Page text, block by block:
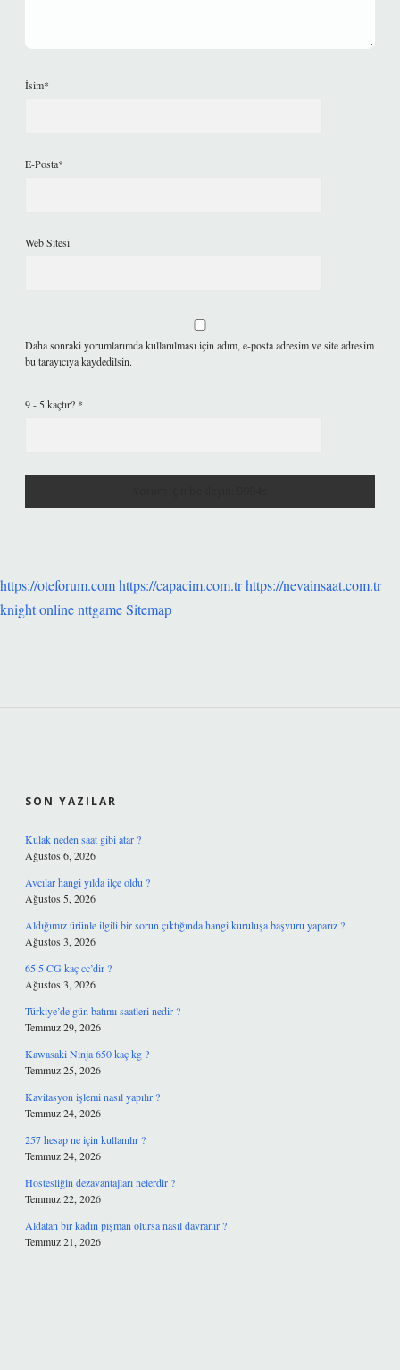
İsim*
E-Posta*
Web Sitesi
Daha sonraki yorumlarımda kullanılması için adım, e-posta adresim ve site adresim
bu tarayıcıya kaydedilsin.
9 - 5 kaçtır? *
https://oteforum.comhttps://capacim.com.trhttps://nevainsaat.com.tr
knight onlinenttgameSitemap
SON YAZILAR
Kulak neden saat gibi atar ?
Ağustos 6, 2026
Avcılar hangi yılda ilçe oldu ?
Ağustos 5, 2026
Aldığımız ürünle ilgili bir sorun çıktığında hangi kuruluşa başvuru yaparız ?
Ağustos 3, 2026
65 5 CG kaç cc’dir ?
Ağustos 3, 2026
Türkiye’de gün batımı saatleri nedir ?
Temmuz 29, 2026
Kawasaki Ninja 650 kaç kg ?
Temmuz 25, 2026
Kavitasyon işlemi nasıl yapılır ?
Temmuz 24, 2026
257 hesap ne için kullanılır ?
Temmuz 24, 2026
Hostesliğin dezavantajları nelerdir ?
Temmuz 22, 2026
Aldatan bir kadın pişman olursa nasıl davranır ?
Temmuz 21, 2026